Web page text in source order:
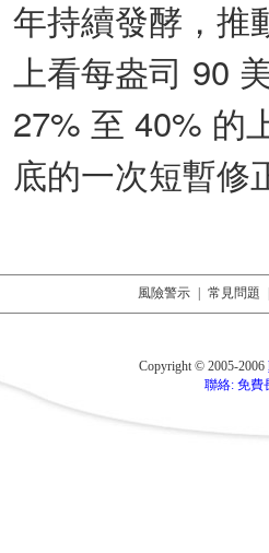
年持續發酵，推
上看每盎司 90
27% 至 40% 的
底的一次短暫修
風險警示 常見問題
Copyright © 2005-2006
聯絡: 免費